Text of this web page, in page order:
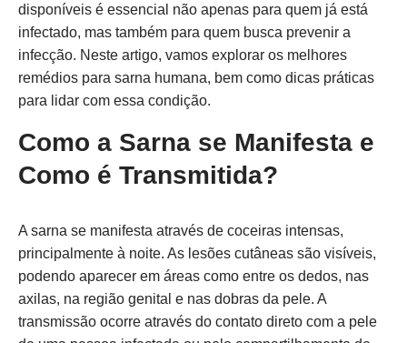
disponíveis é essencial não apenas para quem já está
infectado, mas também para quem busca prevenir a
infecção. Neste artigo, vamos explorar os melhores
remédios para sarna humana, bem como dicas práticas
para lidar com essa condição.
Como a Sarna se Manifesta e
Como é Transmitida?
A sarna se manifesta através de coceiras intensas,
principalmente à noite. As lesões cutâneas são visíveis,
podendo aparecer em áreas como entre os dedos, nas
axilas, na região genital e nas dobras da pele. A
transmissão ocorre através do contato direto com a pele